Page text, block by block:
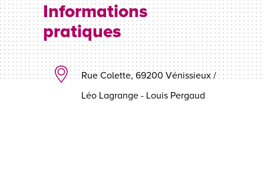
Informations
pratiques
Rue Colette, 69200 Vénissieux /
Léo Lagrange - Louis Pergaud